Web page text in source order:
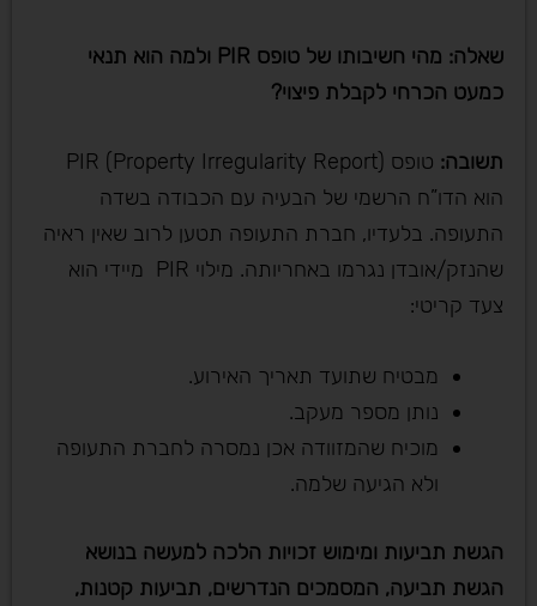
שאלה: מהי חשיבותו של טופס
ולמה הוא תנאי
כמעט הכרחי לקבלת פיצוי?
תשובה:
טופס PIR (Property Irregularity Report)
הוא הדו”ח הרשמי של הבעיה עם הכבודה בשדה
התעופה. בלעדיו, חברת התעופה תטען לרוב שאין ראיה
שהנזק/אובדן נגרמו באחריותה. מילוי PIR מיידי הוא
צעד קריטי:
מבטיח שתועד תאריך האירוע.
נותן מספר מעקב.
מוכיח שהמזוודה אכן נמסרה לחברת התעופה
ולא הגיעה שלמה.
הגשת תביעות ומימוש זכויות הלכה למעשה בנושא
הגשת תביעה, המסמכים הנדרשים, תביעות קטנות,